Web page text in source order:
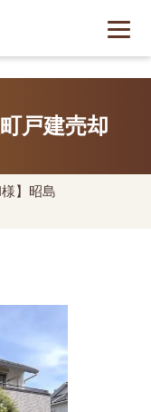
・空き家・借
式会社Orio
戸建売却
】昭島